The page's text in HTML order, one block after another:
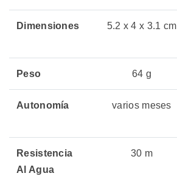
Dimensiones 5.2 x 4 x 3.1 cm
Peso 64 g
Autonomía varios meses
Resistencia
Al Agua
30 m